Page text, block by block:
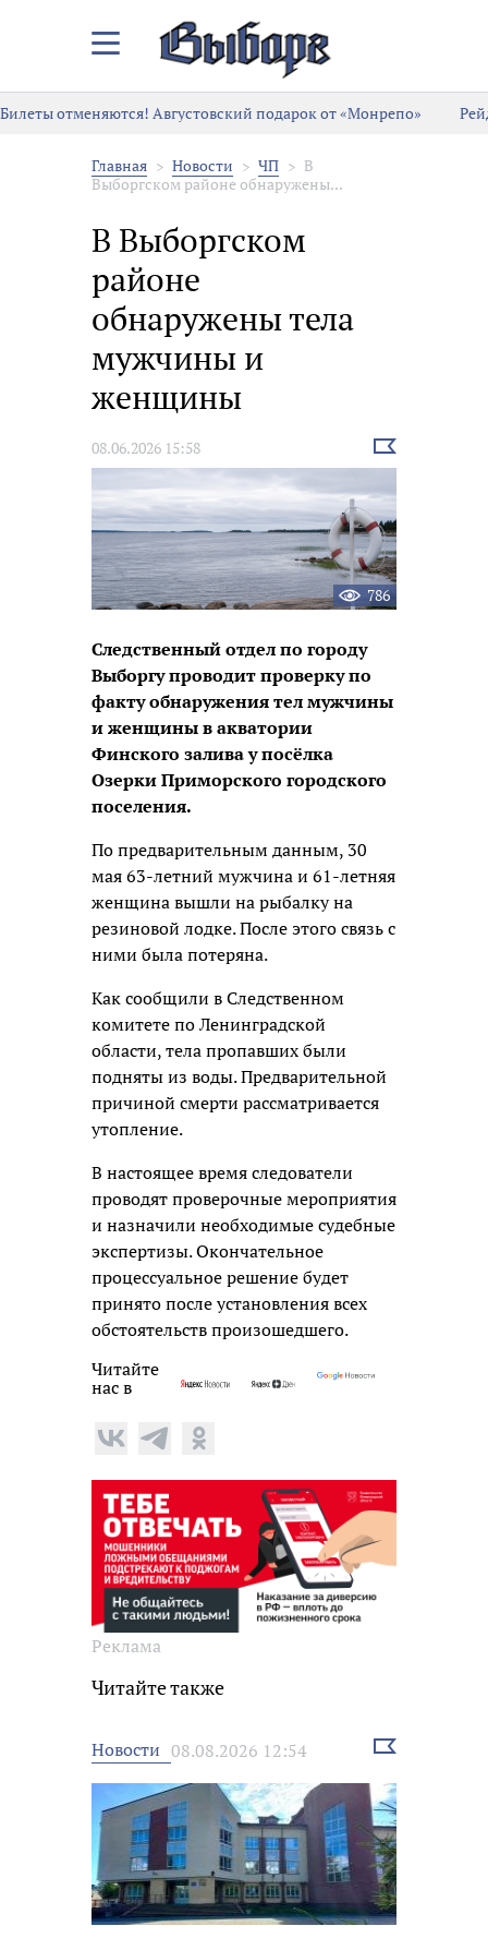
Закрыть/
меню
Билеты отменяются! Августовский подарок от «Монрепо»
Главная Новости ЧП
В
Выборгском районе обнаружены...
В Выборгском
районе
обнаружены тела
мужчины и
женщины
08.06.2026 15:58
Выбрать
новость
786
Следственный отдел по городу
Выборгу проводит проверку по
факту обнаружения тел мужчины
и женщины в акватории
Финского залива у посёлка
Озерки Приморского городского
поселения.
По предварительным данным, 30
мая 63-летний мужчина и 61-летняя
женщина вышли на рыбалку на
резиновой лодке. После этого связь с
ними была потеряна.
Как сообщили в Следственном
комитете по Ленинградской
области, тела пропавших были
подняты из воды. Предварительной
причиной смерти рассматривается
утопление.
В настоящее время следователи
проводят проверочные мероприятия
и назначили необходимые судебные
экспертизы. Окончательное
процессуальное решение будет
принято после установления всех
обстоятельств произошедшего.
Читайте
нас в
Реклама
Читайте также
Новости 08.08.2026 12:54
Выбрать